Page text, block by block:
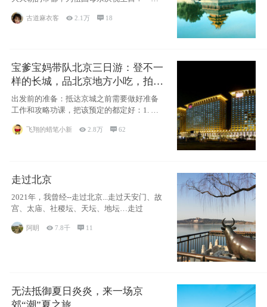
古道麻衣客 2.1万  18
宝爹宝妈带队北京三日游：登不一
样的长城，品北京地方小吃，拍盘
古七星夜景！
出发前的准备：抵达京城之前需要做好准备
工作和攻略功课，把该预定的都定好：1. 酒
飞翔的蜡笔小新 2.8万 62
走过北京
2021年，我曾经--走过北京...走过天安门、故
宫、太庙、社稷坛、天坛、地坛…走过
阿眀 7.8千  11
无法抵御夏日炎炎，来一场京